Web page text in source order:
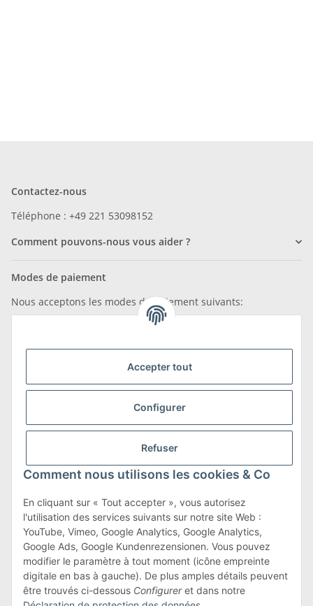
Accepter tout
Configurer
Refuser
Comment nous utilisons les cookies & Co
En cliquant sur « Tout accepter », vous autorisez
l'utilisation des services suivants sur notre site Web :
YouTube, Vimeo, Google Analytics, Google Analytics,
Google Ads, Google Kundenrezensionen. Vous pouvez
modifier le paramètre à tout moment (icône empreinte
digitale en bas à gauche). De plus amples détails peuvent
être trouvés ci-dessous Configureret dans notre
Contactez-nous
Téléphone : +49 221 53098152
Comment pouvons-nous vous aider ?
Modes de paiement
Nous acceptons les modes de paiement suivants:
Nous sommes membres de
Transport et retours
Conditions générales